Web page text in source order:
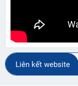
Liên kết website